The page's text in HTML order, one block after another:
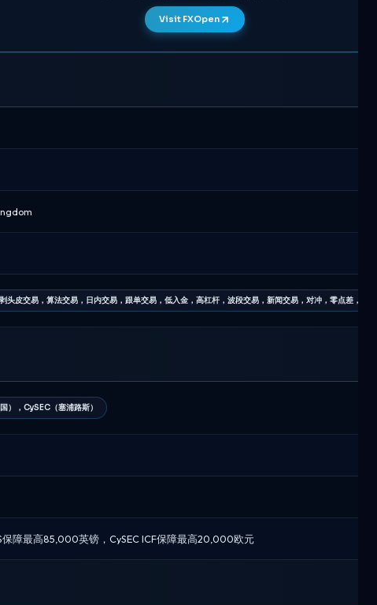
Visit FXOpen
头皮交易，算法交易，日内交易，跟单交易，低入金，高杠杆，波段交易，新闻交易，对冲，零点差，无
），CySEC（塞浦路斯）
保障最高85,000英镑，CySEC ICF保障最高20,000欧元